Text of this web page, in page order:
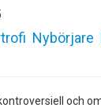
Nybörjare
och